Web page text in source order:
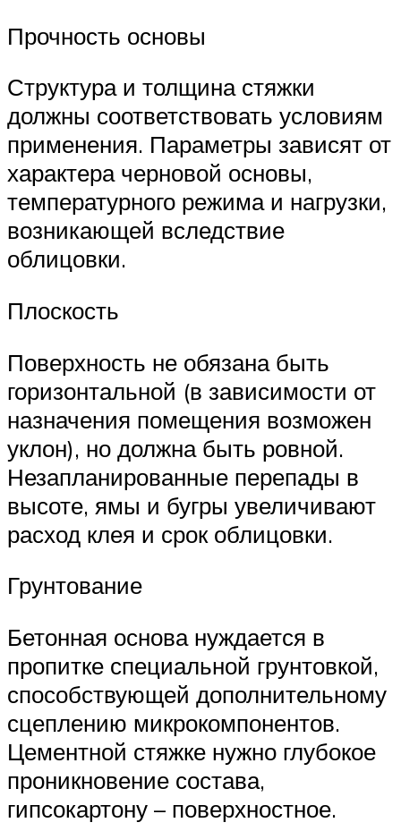
Прочность основы
Структура и толщина стяжки
должны соответствовать условиям
применения. Параметры зависят от
характера черновой основы,
температурного режима и нагрузки,
возникающей вследствие
облицовки.
Плоскость
Поверхность не обязана быть
горизонтальной (в зависимости от
назначения помещения возможен
уклон), но должна быть ровной.
Незапланированные перепады в
высоте, ямы и бугры увеличивают
расход клея и срок облицовки.
Грунтование
Бетонная основа нуждается в
пропитке специальной грунтовкой,
способствующей дополнительному
сцеплению микрокомпонентов.
Цементной стяжке нужно глубокое
проникновение состава,
гипсокартону – поверхностное.